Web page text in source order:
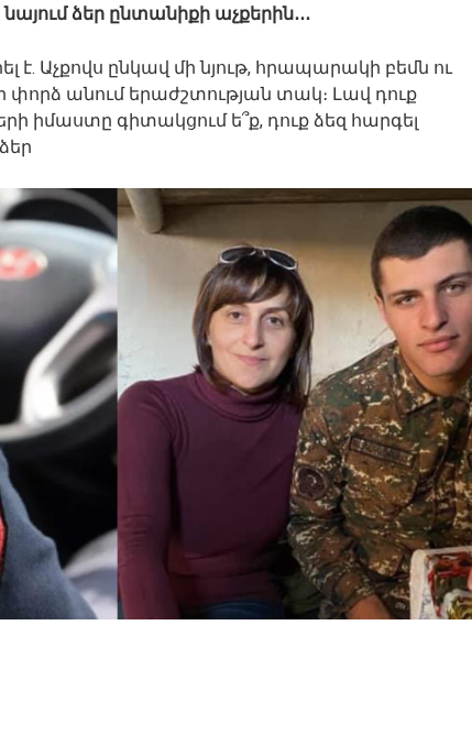
ձեր ընտանիքի աչքերին․․․
է. Աչքովս ընկավ մի նյութ, հրապարակի բեմն ու
փորձ անում երաժշտության տակ։ Լավ դուք
իմաստը գիտակցում ե՞ք, դուք ձեզ հարգել